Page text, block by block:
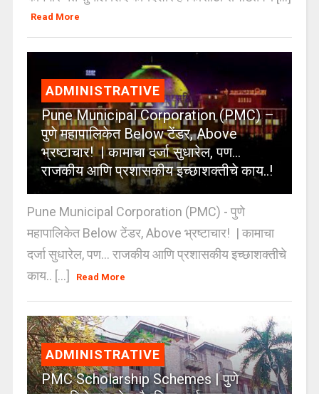
Read More
ADMINISTRATIVE
Pune Municipal Corporation (PMC) –
पुणे महापालिकेत Below टेंडर, Above
भ्रष्टाचार! | कामाचा दर्जा सुधारेल, पण…
राजकीय आणि प्रशासकीय इच्छाशक्तीचे काय..!
Pune Municipal Corporation (PMC) - पुणे
महापालिकेत Below टेंडर, Above भ्रष्टाचार! | कामाचा
दर्जा सुधारेल, पण… राजकीय आणि प्रशासकीय इच्छाशक्तीचे
काय.. [...]
Read More
ADMINISTRATIVE
PMC Scholarship Schemes | पुणे